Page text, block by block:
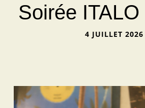
Soirée
4 JUILLET 2026